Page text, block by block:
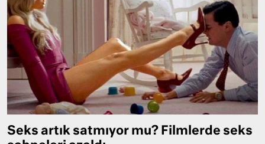
Seks artık satmıyor mu? Filmlerde seks